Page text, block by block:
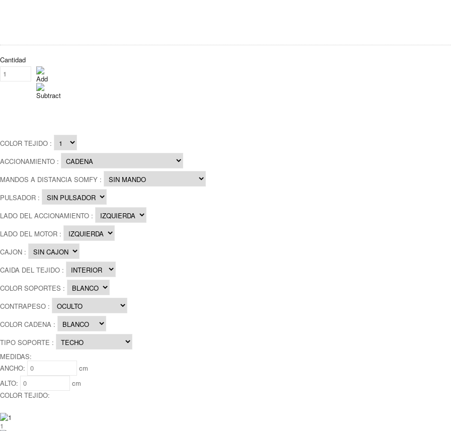
Cantidad
COLOR TEJIDO :
ACCIONAMIENTO :
MANDOS A DISTANCIA SOMFY :
PULSADOR :
LADO DEL ACCIONAMIENTO :
LADO DEL MOTOR :
CAJON :
CAIDA DEL TEJIDO :
COLOR SOPORTES :
CONTRAPESO :
COLOR CADENA :
TIPO SOPORTE :
MEDIDAS:
ANCHO:
cm
ALTO:
cm
COLOR TEJIDO:
1